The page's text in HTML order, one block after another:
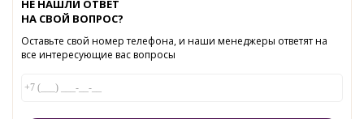
НЕ НАШЛИ ОТВЕТ
НА СВОЙ ВОПРОС?
Оставьте свой номер телефона, и наши менеджеры ответят на
все интересующие вас вопросы